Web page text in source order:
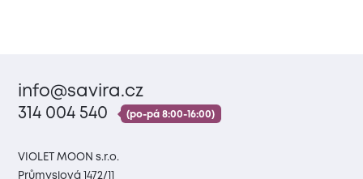
info@savira.cz
314 004 540
(po-pá 8:00-16:00)
VIOLET MOON s.r.o.
Průmyslová 1472/11